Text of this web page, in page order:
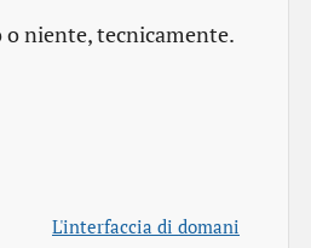
o niente, tecnicamente.
L'interfaccia di domani